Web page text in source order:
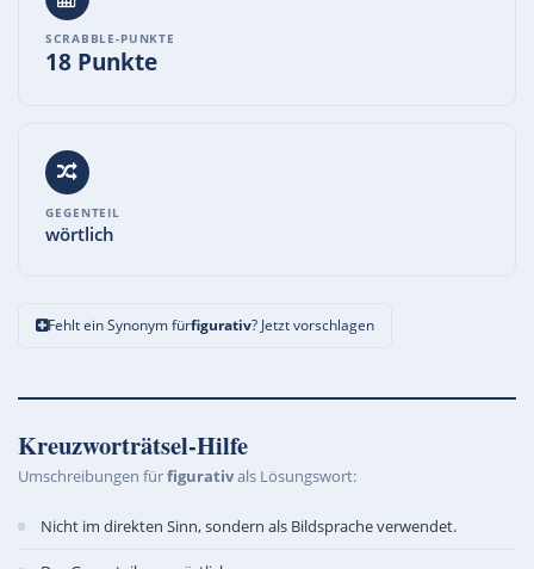
SCRABBLE-PUNKTE
18 Punkte
GEGENTEIL
wörtlich
Fehlt ein Synonym fürfigurativ? Jetzt vorschlagen
Kreuzworträtsel-Hilfe
Umschreibungen fürfigurativals Lösungswort:
Nicht im direkten Sinn, sondern als Bildsprache verwendet.